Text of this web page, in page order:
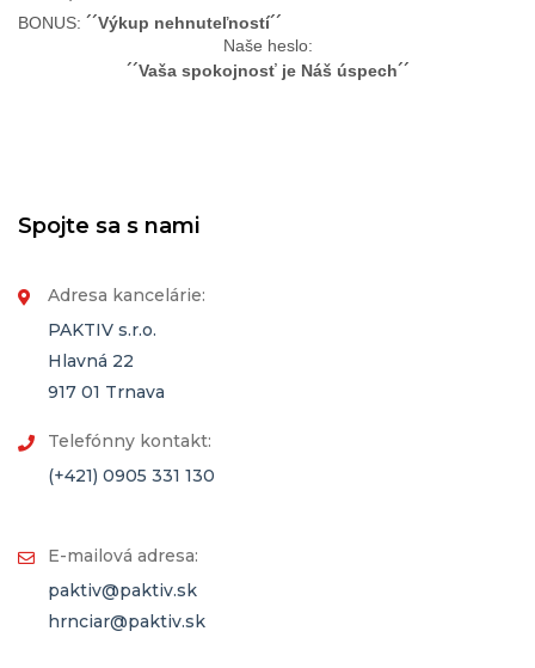
BONUS: ´´Výkup nehnuteľností´´
Naše heslo:
´´Vaša spokojnosť je Náš úspech´´
Spojte sa s nami
Adresa kancelárie:
PAKTIV s.r.o.
Hlavná 22
917 01 Trnava
Telefónny kontakt:
(+421) 0905 331 130
E-mailová adresa:
paktiv@paktiv.sk
hrnciar@paktiv.sk